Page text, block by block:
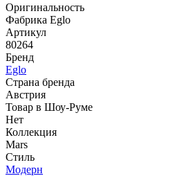
Оригинальность
Фабрика Eglo
Артикул
80264
Бренд
Eglo
Страна бренда
Австрия
Товар в Шоу-Руме
Нет
Коллекция
Mars
Стиль
Модерн